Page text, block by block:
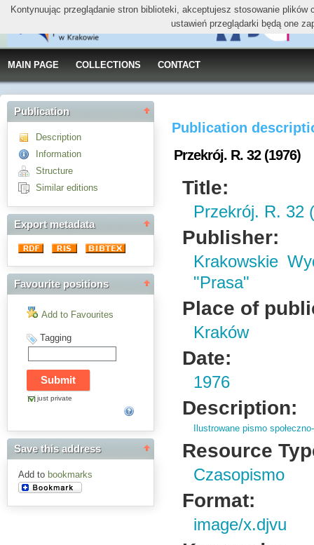
MAIN PAGE COLLECTIONS CONTACT
Publication
Description
Information
Structure
Similar editions
Export metadata
Favourite positions
Add to Favourites
Tagging
just private
Save this address
Add to bookmarks
Publication
Przekrój. R. 32 (1976)
Title:
Przekrój. R. 32
Publisher:
Krakowskie
"Prasa"
Place of
Kraków
Date:
1976
Description:
Ilustrowane pismo
Resource
Czasopismo
Format:
image/x.djvu
Kontynuując przeglądanie stron biblioteki, akceptujesz stosowanie
ustawień przeglądarki będą one